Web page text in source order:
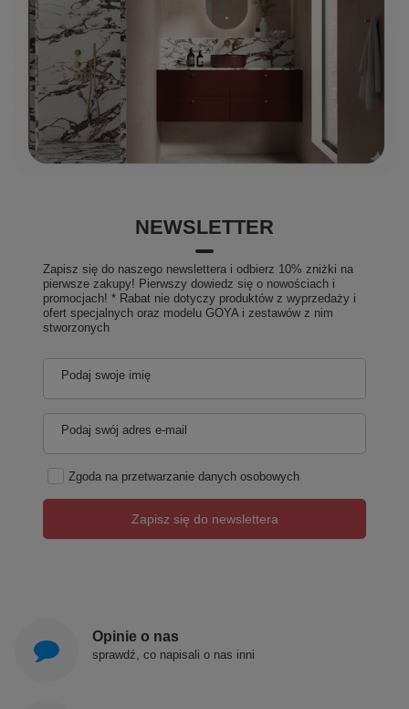
NEWSLETTER
Zapisz się do naszego newslettera i odbierz 10% zniżki na
pierwsze zakupy! Pierwszy dowiedz się o nowościach i
promocjach! * Rabat nie dotyczy produktów z wyprzedaży i
ofert specjalnych oraz modelu GOYA i zestawów z nim
stworzonych
Podaj swoje imię
Podaj swój adres e-mail
Zgoda na przetwarzanie danych osobowych
Zapisz się do newslettera
Opinie o nas
sprawdź, co napisali o nas inni